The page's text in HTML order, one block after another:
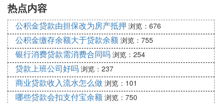
热点内容
公积金贷款由担保改为房产抵押 浏览：676
公积金缴存余额大于贷款余额 浏览：755
银行消费贷款需消费合同吗 浏览：254
贷款上班公司好吗 浏览：237
商业贷款收入流水怎么做 浏览：101
哪些贷款会扣支付宝余额 浏览：750